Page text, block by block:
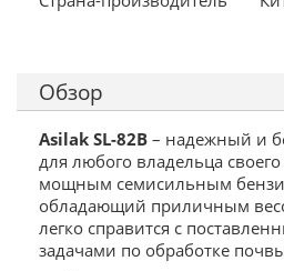
Обзор
Asilak SL-82B – надежный и
для любого владельца
мощным семисильным
обладающий приличным
легко справится с
задачами по обработке